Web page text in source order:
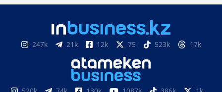
247k 21k 12k 75 523k 17k